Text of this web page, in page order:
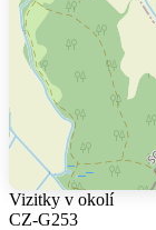
Vizitky v okolí
CZ-G253